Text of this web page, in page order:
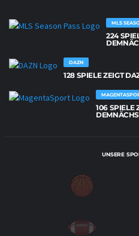
MLS
224
DAZN
128 SPIELE ZEIGT
106 SPIELE
UNSERE